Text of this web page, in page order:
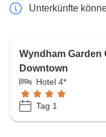
Unterkünfte
Wyndham Garden
Downtown
Hotel 4*
Tag 1